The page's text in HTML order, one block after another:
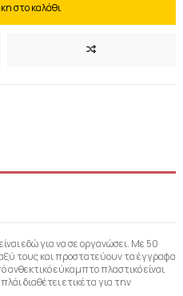
στο καλάθι
εδώ για να σε οργανώσει. Με 50
τους και προστατεύουν τα έγγραφα
εύκαμπτο πλαστικό είναι
διαθέτει ετικέτα για την